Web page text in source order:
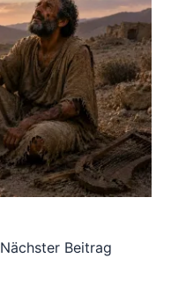
Nächster Beitrag